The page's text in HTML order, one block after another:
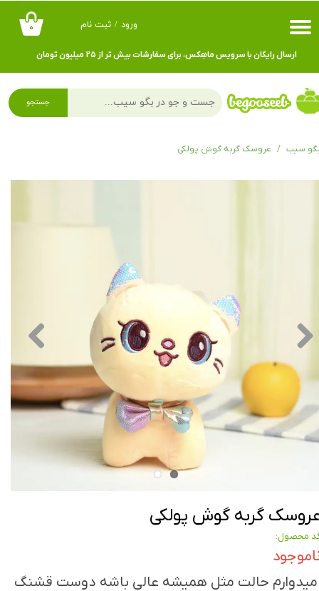
۰ ورود / ثبت نام
حساب کاربری من
تغییر گذر واژه
سفارشات
ارسال رایگان با سرویس ماهِکس، برای سفارشات بیش تر از ۲۵ میلیون تومان
جستجو
سیب عروسک گربه گوش پولکی
گربه گوش پولکی
محصول:
حالت مثل همیشه عالی باشه دوست قشنگ